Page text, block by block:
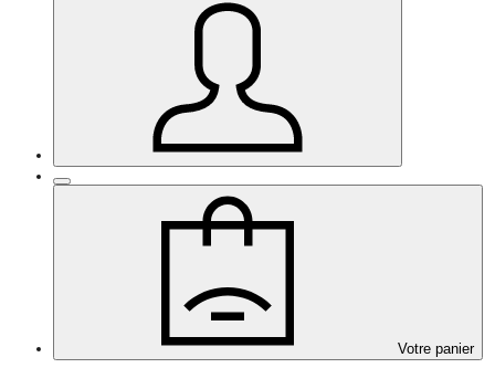
Votre panier